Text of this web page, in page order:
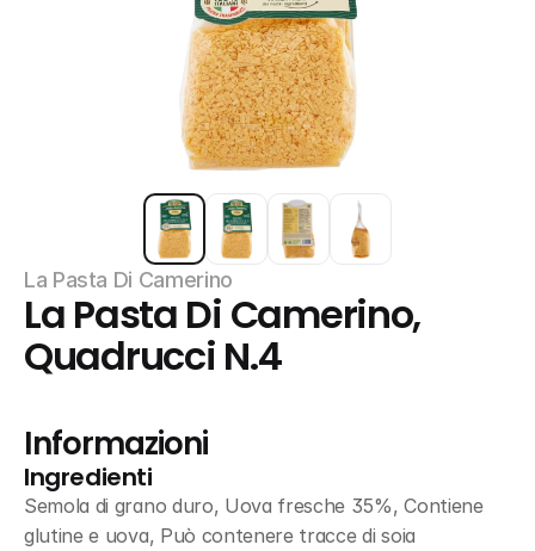
La Pasta Di Camerino
La Pasta Di Camerino,
Quadrucci N.4
Informazioni
Ingredienti
Semola di grano duro, Uova fresche 35%, Contiene
glutine e uova, Può contenere tracce di soia